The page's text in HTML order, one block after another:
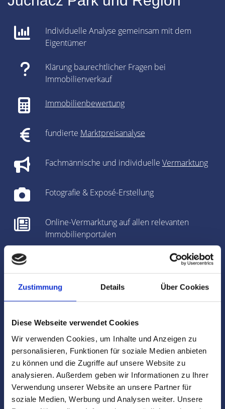
Zustimmung Details Über Cookies
Diese Webseite verwendet Cookies
Wir verwenden Cookies, um Inhalte und Anzeigen zu
personalisieren, Funktionen für soziale Medien anbieten
zu können und die Zugriffe auf unsere Website zu
analysieren. Außerdem geben wir Informationen zu Ihrer
Verwendung unserer Website an unsere Partner für
soziale Medien, Werbung und Analysen weiter. Unsere
Individuelle Analyse gemeinsam mit dem
Eigentümer
Klärung baurechtlicher Fragen bei
Immobilienverkauf
Immobilienbewertung
fundierte Marktpreisanalyse
Fachmännische und individuelle Vermarktung
Fotografie & Exposé-Erstellung
Online-Vermarktung auf allen relevanten
Immobilienportalen
Bei Bedarf: optische Auffrischung des Objekts
(Home Staging)
360-Grad-Panorama des Objekts
Regionales Netzwerk inklusive sehr gut
gepflegterInteressentenkartei
Auf Wunsch diskrete Direktvermittlung
Objekt-Live-Tracking